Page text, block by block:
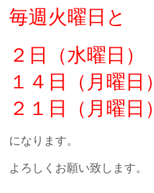
毎週火曜日 と
２ 日（水曜日）
１４日（月曜日）
２１日（月曜日）
になります。
よろしくお願い致します。